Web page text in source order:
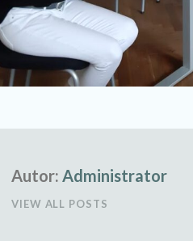
Autor: Administrator
VIEW ALL POSTS